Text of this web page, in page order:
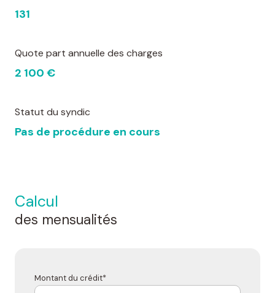
131
Quote part annuelle des charges
2 100 €
Statut du syndic
Pas de procédure en cours
calcul
des mensualités
Montant du crédit*